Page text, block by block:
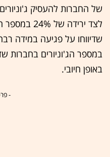
של החברות להעסיק
לצד ירידה
במספר הג'וניורים בחברות
באופן חיובי.
-